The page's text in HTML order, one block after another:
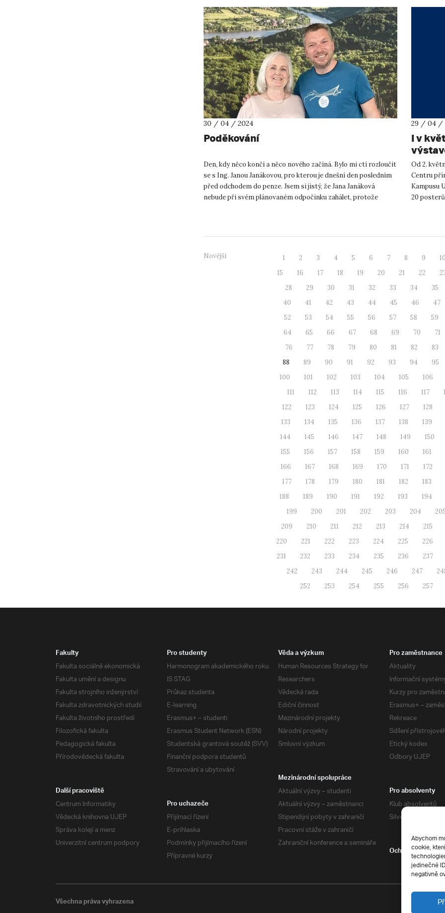
Abychom
cookie,
jedinečné
negativně
30 / 04 / 2024
Poděkování
Den, kdy něco končí a něco nového začíná. Bylo mi ctí rozloučit
se s Ing. Janou Janákovou, pro kterou je dnešní den posledním
před odchodem do penze. Jsem si jistý, že Jana Janáková
nebude při svém plánovaném odpočinku zahálet, protože
29 / 04 /
I v
Od 2.
Centru
Kampusu
20
Novější 1 2 3 4 5 6 7 8 9
15
16 17 18 19 20 21 22
28
29 30 31 32 33 34
35
40
41 42 43 44 45 46
47
52
53 54 55 56 57 58
59
64
65 66 67 68 69 70
71
76
77 78 79 80 81 82
83
88
89 90 91 92 93 94
95
100
101 102 103 104 105
106
111
112 113 114 115 116 117
122
123 124 125 126 127
128
133
134 135 136 137 138
139
144
145 146 147 148 149
150
155
156 157 158 159 160
161
166
167 168 169 170 171
172
177
178 179 180 181 182
183
188
189 190 191 192 193
194
199
200 201 202 203 204
209
210 211 212 213 214
215
220
221 222 223 224 225
226
231
232 233 234 235 236
237
242
243 244 245 246 247
252
253 254 255 256 257
Fakulty
Fakulta sociálně ekonomická
Fakulta umění a designu
Fakulta strojního inženýrství
Fakulta zdravotnických studií
Fakulta životního prostředí
Filozofická fakulta
Pedagogická fakulta
Přírodovědecká fakulta
Pro studenty
Harmonogram akademického roku
IS STAG
Průkaz studenta
E-learning
Erasmus+ – studenti
Erasmus Student Network (ESN)
Studentská grantová soutěž (SVV)
Finanční podpora studentů
Stravování a ubytování
Věda a výzkum
Human Resources Strategy for
Researchers
Vědecká rada
Ediční činnost
Mezinárodní projekty
Národní projekty
Smluvní výzkum
Pro zaměstnance
Aktuality
Informační
Kurzy pro
Erasmus+ –
Rekreace
Sdílení
Etický kodex
Odbory UJEP
Mezinárodní spolupráce
Aktuální výzvy – studenti
Aktuální výzvy – zaměstnanci
Stipendijní pobyty v zahraničí
Pracovní stáže v zahraničí
Zahraniční konference a semináře
Další pracoviště
Centrum Informatiky
Vědecká knihovna UJEP
Správa kolejí a menz
Univerzitní centrum podpory
Pro absolventy
Klub absolventů
Silverius
Pro uchazeče
Přijímací řízení
E-prihlaska
Podmínky přijímacího řízení
Přípravné kurzy
Ochrana soukromí
Všechna práva vyhrazena